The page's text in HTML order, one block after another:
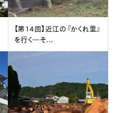
【第14回】近江の『かくれ里』
を行く―そ...